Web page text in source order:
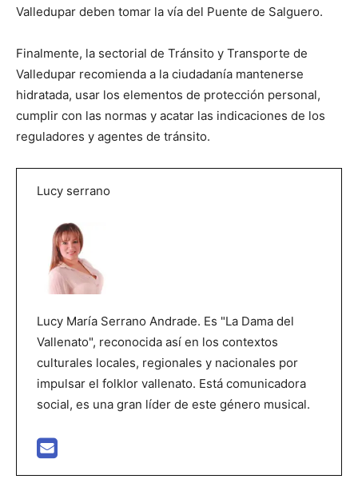
Valledupar deben tomar la vía del Puente de Salguero.
Finalmente, la sectorial de Tránsito y Transporte de
Valledupar recomienda a la ciudadanía mantenerse
hidratada, usar los elementos de protección personal,
cumplir con las normas y acatar las indicaciones de los
reguladores y agentes de tránsito.
Lucy serrano
Lucy María Serrano Andrade. Es "La Dama del
Vallenato", reconocida así en los contextos
culturales locales, regionales y nacionales por
impulsar el folklor vallenato. Está comunicadora
social, es una gran líder de este género musical.